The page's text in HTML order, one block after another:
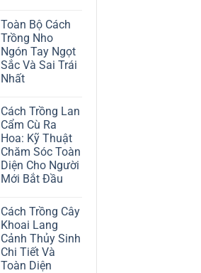
Kỹ
Thuật
Chăm
Sóc
Lá
Bạc
Tinh
bình
luận
Cách
Trồng
Địa
Lan
Hướng
Dẫn
Chi
Tiết
Trồng
Và
Chăm
Sóc
A-
Toàn Bộ Cách
Trồng Nho
Ngón Tay Ngọt
Sắc Và Sai Trái
Nhất
bình
luận
ở
Toàn
Bộ
Cách
Trồng
Nho
Ngón
Sắc
Và
Sai
Trái
Nhất
Cách Trồng Lan
Cẩm Cù Ra
Hoa: Kỹ Thuật
Chăm Sóc Toàn
Diện Cho Người
Mới Bắt Đầu
bình
luận
ở
Cách
Trồng
Lan
Cẩm
Cách Trồng Cây
Khoai Lang
Cảnh Thủy Sinh
Chi Tiết Và
Toàn Diện